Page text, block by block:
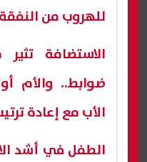
للهروب من النفقة
الاستضافة
ضوابط.. والأم
الأب مع إعادة
الطفل في أشد